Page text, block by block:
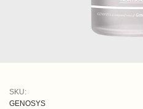
GENOSYS
SKU: